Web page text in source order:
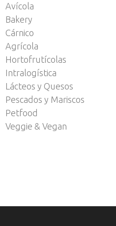
Avícola
Bakery
Cárnico
Agrícola
Hortofrutícolas
Intralogística
Lácteos y Quesos
Pescados y Mariscos
Petfood
Veggie & Vegan